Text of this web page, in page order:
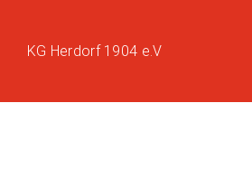
InhaltKG Herdorf 1904 e.V